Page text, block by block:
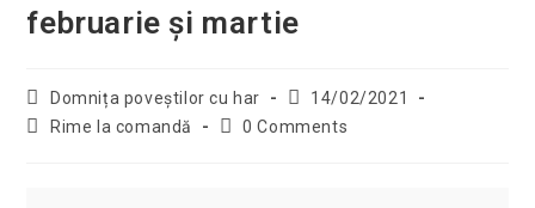
februarie şi martie
Post
author:
Domnița poveştilor cu har
Post
published:
14/02/2021
PostRime la comandă
Post0 Comments